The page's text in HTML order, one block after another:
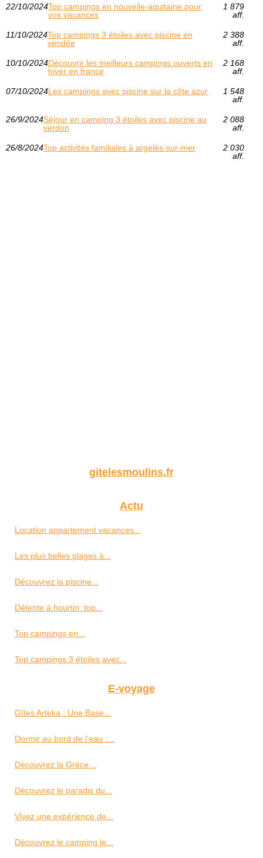
22/10/2024Top campings en nouvelle-aquitaine pour
vos vacances
1 879
aff.
11/10/2024Top campings 3 étoiles avec piscine en
vendée
2 388
aff.
10/10/2024Découvrir les meilleurs campings ouverts en
hiver en france
2 168
aff.
07/10/2024Les campings avec piscine sur la côte azur
1 548
aff.
26/9/2024Séjour en camping 3 étoiles avec piscine au
verdon
2 088
aff.
26/8/2024Top activités familiales à argelès-sur-mer
2 030
aff.
gitelesmoulins.fr
Actu
Location appartement vacances...
Les plus belles plages à...
Découvrez la piscine...
Détente à hourtin: top...
Top campings en...
Top campings 3 étoiles avec...
E-voyage
Gîtes Arteka : Une Base...
Dormir au bord de l’eau :...
Découvrez la Grèce...
Découvrez le paradis du...
Vivez une expérience de...
Découvrez le camping le...